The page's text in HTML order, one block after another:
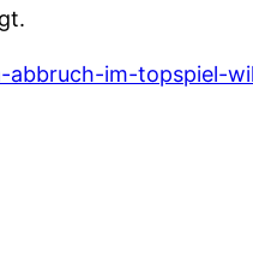
im-topspiel-